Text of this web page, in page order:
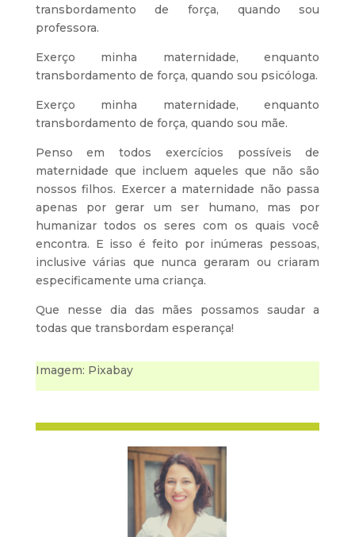
transbordamento de força, quando sou
professora.
Exerço minha maternidade, enquanto
transbordamento de força, quando sou psicóloga.
Exerço minha maternidade, enquanto
transbordamento de força, quando sou mãe.
Penso em todos exercícios possíveis de
maternidade que incluem aqueles que não são
nossos filhos. Exercer a maternidade não passa
apenas por gerar um ser humano, mas por
humanizar todos os seres com os quais você
encontra. E isso é feito por inúmeras pessoas,
inclusive várias que nunca geraram ou criaram
especificamente uma criança.
Que nesse dia das mães possamos saudar a
todas que transbordam esperança!
Imagem: Pixabay